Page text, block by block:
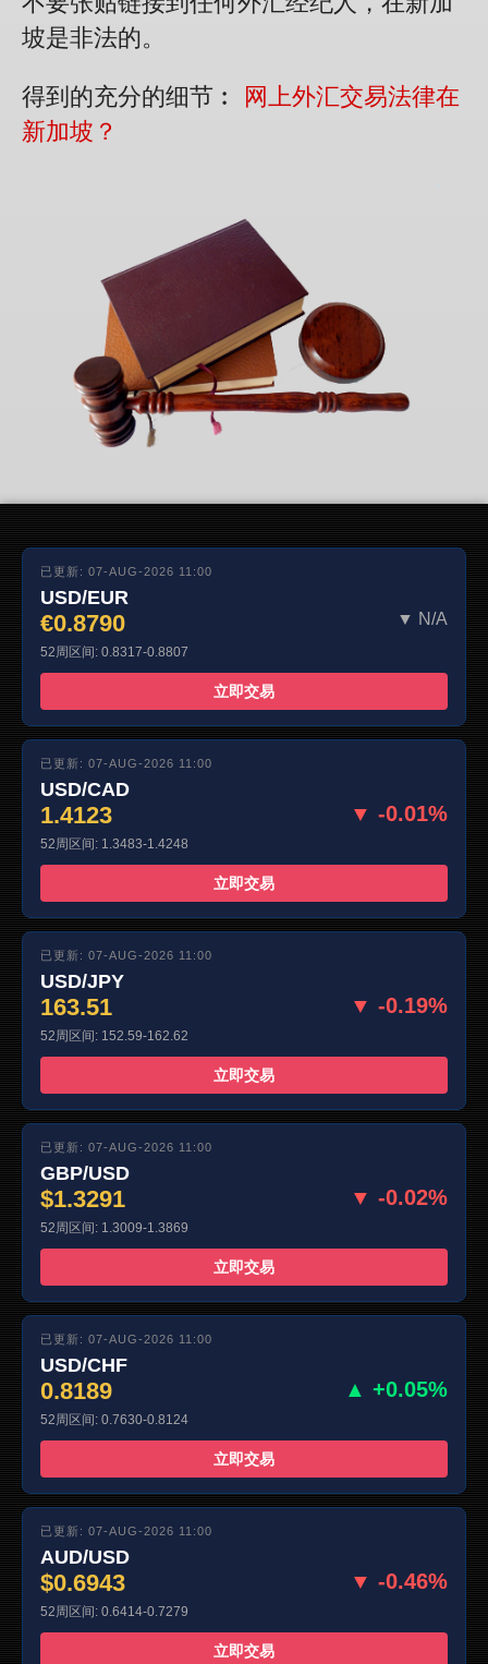
坡是非法的。
得到的充分的细节︰
网上外汇交易法律在
新加坡？
已更新: 07-AUG-2026 11:00
USD/EUR
€0.8790 ▼ N/A
52周区间: 0.8317-0.8807
立即交易
已更新: 07-AUG-2026 11:00
USD/CAD
1.4123 ▼ -0.01%
52周区间: 1.3483-1.4248
立即交易
已更新: 07-AUG-2026 11:00
USD/JPY
163.51 ▼ -0.19%
52周区间: 152.59-162.62
立即交易
已更新: 07-AUG-2026 11:00
GBP/USD
$1.3291 ▼ -0.02%
52周区间: 1.3009-1.3869
立即交易
已更新: 07-AUG-2026 11:00
USD/CHF
0.8189 ▲ +0.05%
52周区间: 0.7630-0.8124
立即交易
已更新: 07-AUG-2026 11:00
AUD/USD
$0.6943 ▼ -0.46%
52周区间: 0.6414-0.7279
立即交易